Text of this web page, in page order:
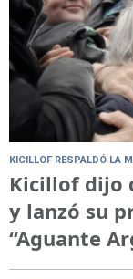
KICILLOF RESPALDÓ LA
Kicillof dijo
y lanzó su
“Aguante